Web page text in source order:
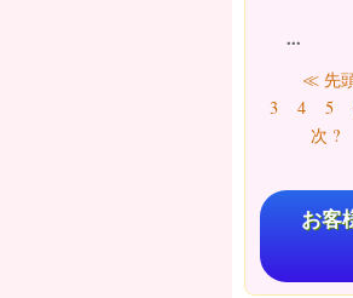
...
ページ
≪ 先
3
4 5
次 ?
お客